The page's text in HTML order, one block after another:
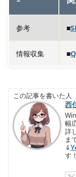
参考 ■
情報収集 ■
この記事を書いた人
西
幅
詳
ま
⇓
す！